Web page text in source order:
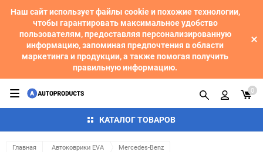
Наш сайт использует файлы cookie и похожие технологии,
чтобы гарантировать максимальное удобство
пользователям, предоставляя персонализированную
информацию, запоминая предпочтения в области
маркетинга и продукции, а также помогая получить
правильную информацию.
КАТАЛОГ ТОВАРОВ
0
Главная Автоковрики EVA Mercedes-Benz